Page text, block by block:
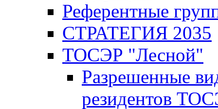
Референтные
СТРАТЕГИЯ 2035
ТОСЭР "Лесной"
Разрешенные
резидентов